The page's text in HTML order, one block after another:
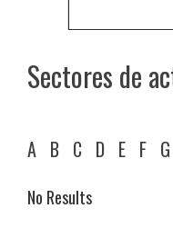
Sectores de
A B C D E F G
No Results